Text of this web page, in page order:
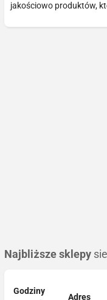
jakościowo produktów,
Najbliższe sklepy
Godziny
Adres